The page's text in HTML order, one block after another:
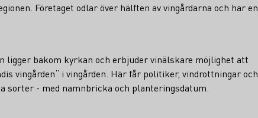
Företaget odlar över hälften av vingårdarna och har en
ligger bakom kyrkan och erbjuder vinälskare möjlighet att
vingården“ i vingården. Här får politiker, vindrottningar och
sorter - med namnbricka och planteringsdatum.